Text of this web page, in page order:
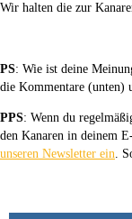
Wir halten die zur
PS: Wie ist deine
die Kommentare (unten)
PPS: Wenn du
den Kanaren in deinem
unseren Newsletter ein.